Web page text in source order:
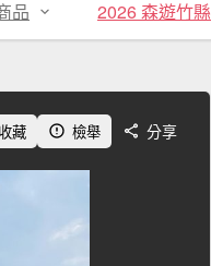
品 2026 森遊竹縣
收藏 檢舉 分享